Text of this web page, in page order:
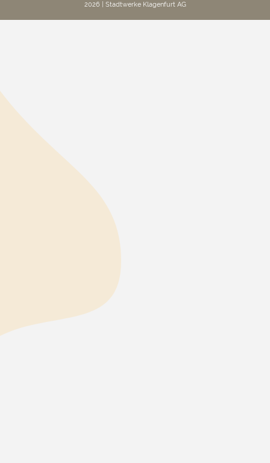
2026 | Stadtwerke Klagenfurt AG